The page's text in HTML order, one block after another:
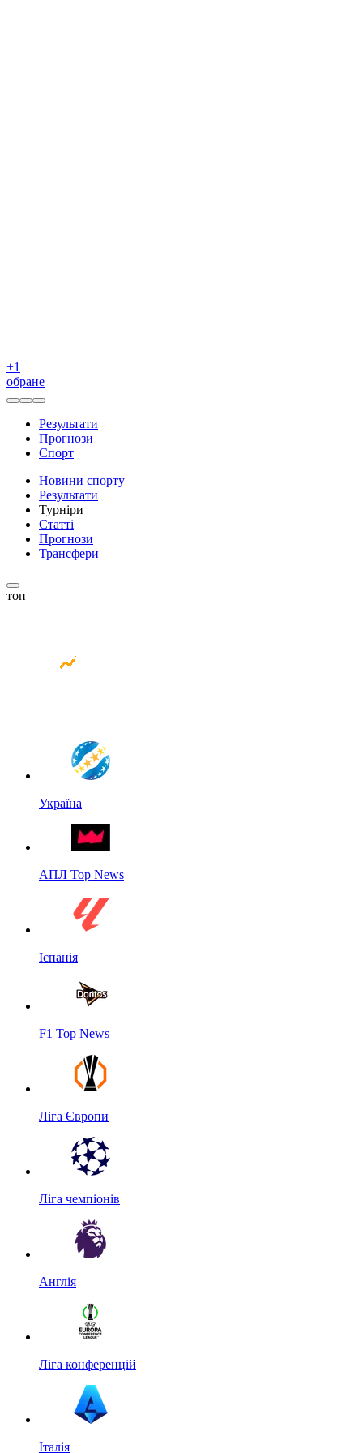
+1
обране
Результати
Прогнози
Спорт
Новини спорту
Результати
Турніри
Статті
Прогнози
Трансфери
топ
Україна
АПЛ Top News
Іспанія
F1 Top News
Ліга Європи
Ліга чемпіонів
Англія
Ліга конференцій
Італія